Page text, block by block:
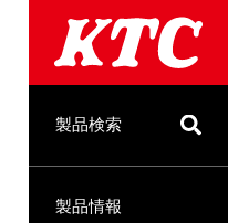
製品検索
製品情報